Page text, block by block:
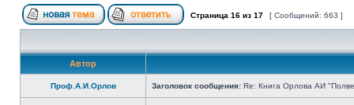
Страница 16 из 17 [ Сообщений: 663 ]
Автор
Проф.А.И.Орлов Заголовок сообщения: Re: Книга Орлова АИ